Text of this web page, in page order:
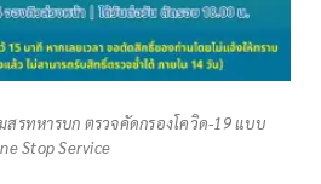
รทหารบก ตรวจคัดกรองโควิด-19 แบบ
Stop Service